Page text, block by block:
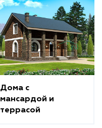
Дома с
мансардой и
террасой